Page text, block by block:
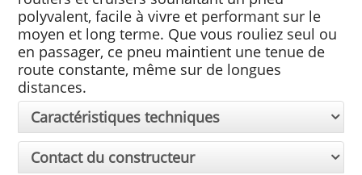
polyvalent, facile à vivre et performant sur le
moyen et long terme. Que vous rouliez seul ou
en passager, ce pneu maintient une tenue de
route constante, même sur de longues
distances.
Caractéristiques techniques
Contact du constructeur